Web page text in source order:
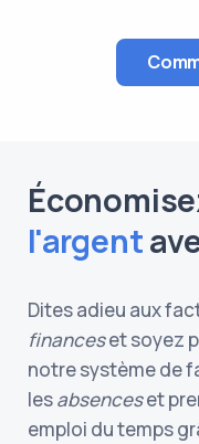
l'argent
Dites adieu aux
financeset soyez
notre système de
lesabsenceset
emploi du temps